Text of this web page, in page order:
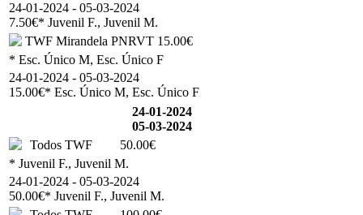
24-01-2024 - 05-03-2024
7.50€* Juvenil F., Juvenil M.
TWF Mirandela PNRVT 15.00€
* Esc. Único M, Esc. Único F
24-01-2024 - 05-03-2024
15.00€* Esc. Único M, Esc. Único F
24-01-2024
05-03-2024
Todos TWF
50.00€
* Juvenil F., Juvenil M.
24-01-2024 - 05-03-2024
50.00€* Juvenil F., Juvenil M.